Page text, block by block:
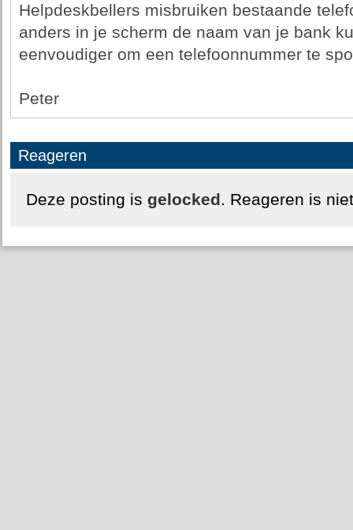
Helpdeskbellers misbruiken bestaande
anders in je scherm de naam van je bank
eenvoudiger om een telefoonnummer te
Peter
Reageren
Deze posting is gelocked. Reageren is